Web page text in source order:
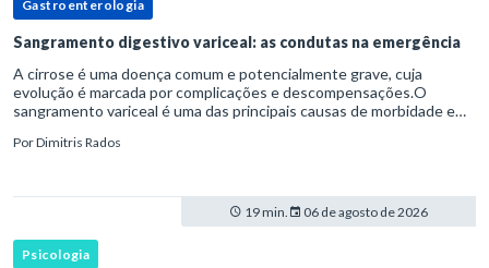
Gastroenterologia
Sangramento digestivo variceal: as condutas na emergência
A cirrose é uma doença comum e potencialmente grave, cuja
evolução é marcada por complicações e descompensações.O
sangramento variceal é uma das principais causas de morbidade e
hipertensão port
PorDimitris Rados
19 min. 06 de agosto de 2026
Psicologia